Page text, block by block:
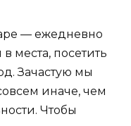
— ежедневно
места, посетить
Зачастую мы
иначе, чем
Чтобы